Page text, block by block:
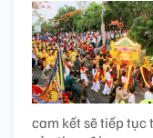
cam kết sẽ tiếp tục